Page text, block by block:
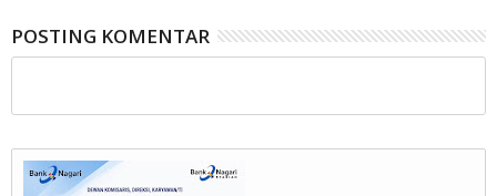
POSTING KOMENTAR